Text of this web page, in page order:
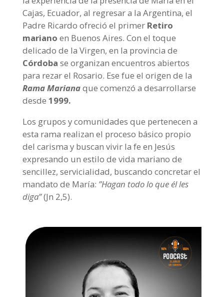
Cajas, Ecuador, al regresar a la Argentina, el
Padre Ricardo ofreció el primer Retiro
mariano en Buenos Aires. Con el toque
delicado de la Virgen, en la provincia de
Córdoba se organizan encuentros abiertos
para rezar el Rosario. Ese fue el origen de la
Rama Marianaque comenzó a desarrollarse
desde 1999.
Los grupos y comunidades que pertenecen a
esta rama realizan el proceso básico propio
del carisma y buscan vivir la fe en Jesús
expresando un estilo de vida mariano de
sencillez, servicialidad, buscando concretar el
mandato de María: ”Hagan todo lo que él les
diga”(Jn 2,5).